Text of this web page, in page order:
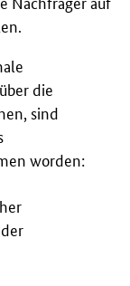
die
sind
worden: